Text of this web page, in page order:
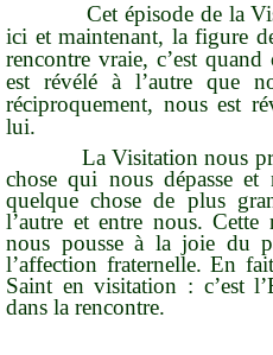
Cet épisode de la
ici et maintenant, lafigure
rencontre vraie, c’est
est révélé à l’autre que
réciproquement, nous est
lui.
La Visitation nous
chose qui nous dépasse et
quelque chose de plus
l’autre et entre nous.
nous pousse à la joie du
l’affection fraternelle. En
Saint en visitation : c’est
dans la rencontre.